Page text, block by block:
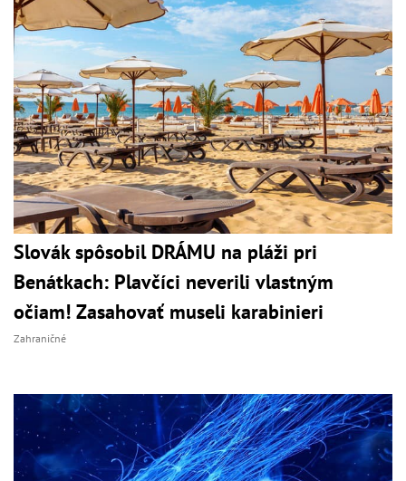
Slovák spôsobil DRÁMU na pláži pri
Benátkach: Plavčíci neverili vlastným
očiam! Zasahovať museli karabinieri
Zahraničné